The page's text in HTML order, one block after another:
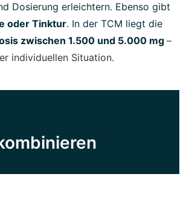
Dosierung erleichtern. Ebenso gibt
oder Tinktur. In der TCM liegt die
zwischen 1.500 und 5.000 mg –
individuellen Situation.